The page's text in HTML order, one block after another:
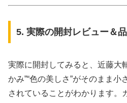
5. 実際の開封レビュー＆
実際に開封してみると、近藤大
かみ”“色の美しさ”がそのまま
されていることがわかります。